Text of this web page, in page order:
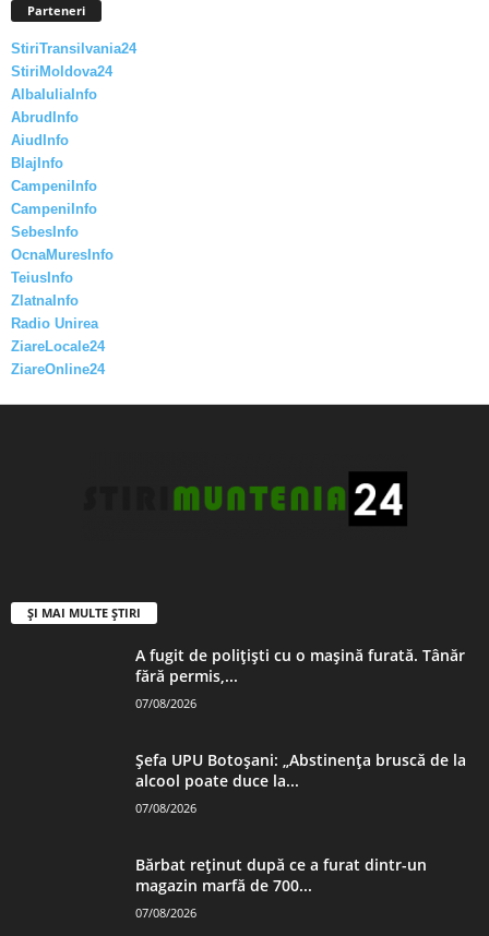
Parteneri
StiriTransilvania24
StiriMoldova24
AlbaIuliaInfo
AbrudInfo
AiudInfo
BlajInfo
CampeniInfo
CampeniInfo
SebesInfo
OcnaMuresInfo
TeiusInfo
ZlatnaInfo
Radio Unirea
ZiareLocale24
ZiareOnline24
ȘI MAI MULTE ȘTIRI
A fugit de polițiști cu o mașină furată. Tânăr
fără permis,...
07/08/2026
Șefa UPU Botoșani: „Abstinența bruscă de la
alcool poate duce la...
07/08/2026
Bărbat reținut după ce a furat dintr-un
magazin marfă de 700...
07/08/2026